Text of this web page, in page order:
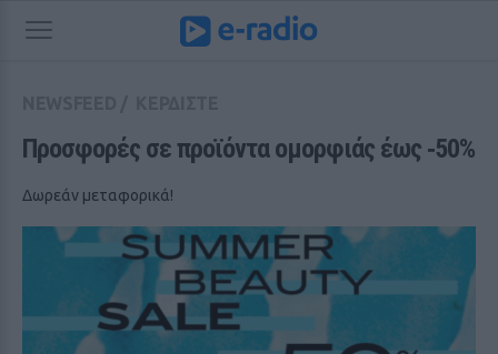
Προσφορές σε προϊόντα ομορφιάς έως ‑50%
Δωρεάν μεταφορικά!